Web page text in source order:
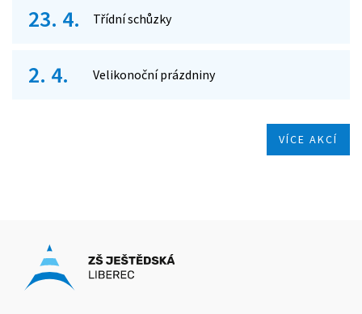
23. 4. Třídní schůzky
2. 4. Velikonoční prázdniny
VÍCE AKCÍ